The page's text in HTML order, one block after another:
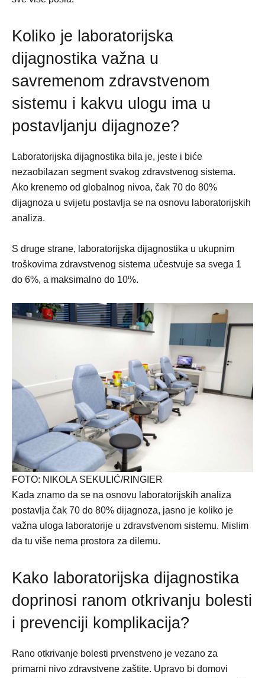
Koliko je laboratorijska
dijagnostika važna u
savremenom zdravstvenom
sistemu i kakvu ulogu ima u
postavljanju dijagnoze?
Laboratorijska dijagnostika bila je, jeste i biće
nezaobilazan segment svakog zdravstvenog sistema.
Ako krenemo od globalnog nivoa, čak 70 do 80%
dijagnoza u svijetu postavlja se na osnovu laboratorijskih
analiza.
S druge strane, laboratorijska dijagnostika u ukupnim
troškovima zdravstvenog sistema učestvuje sa svega 1
do 6%, a maksimalno do 10%.
FOTO: NIKOLA SEKULIĆ/RINGIER
Kada znamo da se na osnovu laboratorijskih analiza
postavlja čak 70 do 80% dijagnoza, jasno je koliko je
važna uloga laboratorije u zdravstvenom sistemu. Mislim
da tu više nema prostora za dilemu.
Kako laboratorijska dijagnostika
doprinosi ranom otkrivanju bolesti
i prevenciji komplikacija?
Rano otkrivanje bolesti prvenstveno je vezano za
primarni nivo zdravstvene zaštite. Upravo bi domovi